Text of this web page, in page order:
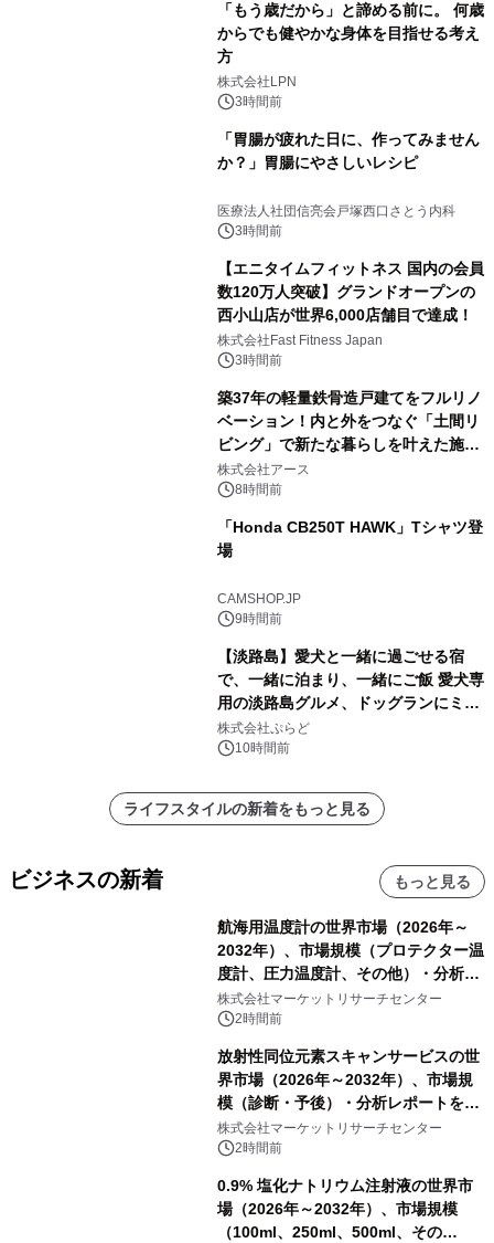
「もう歳だから」と諦める前に。 何歳
からでも健やかな身体を目指せる考え
方
株式会社LPN
3時間前
「胃腸が疲れた日に、作ってみません
か？」胃腸にやさしいレシピ
医療法人社団信亮会戸塚西口さとう内科
3時間前
【エニタイムフィットネス 国内の会員
数120万人突破】グランドオープンの
西小山店が世界6,000店舗目で達成！
株式会社Fast Fitness Japan
3時間前
築37年の軽量鉄骨造戸建てをフルリノ
ベーション！内と外をつなぐ「土間リ
ビング」で新たな暮らしを叶えた施工
事例を株式会社アースが公開
株式会社アース
8時間前
「Honda CB250T HAWK」Tシャツ登
場
CAMSHOP.JP
9時間前
【淡路島】愛犬と一緒に過ごせる宿
で、一緒に泊まり、一緒にご飯 愛犬専
用の淡路島グルメ、ドッグランにミニ
プール グランピングとトレーラーハウ
スの2施設で
株式会社ぷらど
10時間前
ライフスタイルの新着をもっと見る
ビジネスの新着 もっと見る
航海用温度計の世界市場（2026年～
2032年）、市場規模（プロテクター温
度計、圧力温度計、その他）・分析レ
ポートを発表
株式会社マーケットリサーチセンター
2時間前
放射性同位元素スキャンサービスの世
界市場（2026年～2032年）、市場規
模（診断・予後）・分析レポートを発
表
株式会社マーケットリサーチセンター
2時間前
0.9% 塩化ナトリウム注射液の世界市
場（2026年～2032年）、市場規模
（100ml、250ml、500ml、その